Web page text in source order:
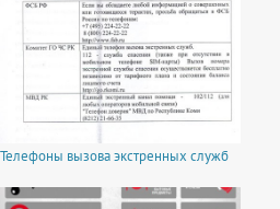
Телефоны вызова экстренных служб